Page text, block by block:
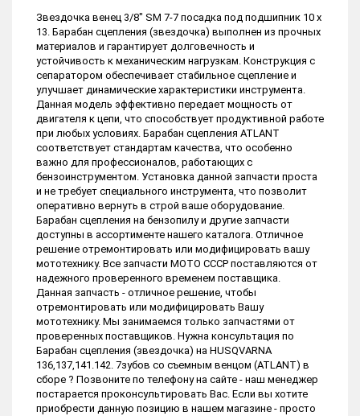
Звездочка венец 3/8" SM 7-7 посадка под подшипник 10 х
13. Барабан сцепления (звездочка) выполнен из прочных
материалов и гарантирует долговечность и
устойчивость к механическим нагрузкам. Конструкция с
сепаратором обеспечивает стабильное сцепление и
улучшает динамические характеристики инструмента.
Данная модель эффективно передает мощность от
двигателя к цепи, что способствует продуктивной работе
при любых условиях. Барабан сцепления ATLANT
соответствует стандартам качества, что особенно
важно для профессионалов, работающих с
бензоинструментом. Установка данной запчасти проста
и не требует специального инструмента, что позволит
оперативно вернуть в строй ваше оборудование.
Барабан сцепления на бензопилу и другие запчасти
доступны в ассортименте нашего каталога. Отличное
решение отремонтировать или модифицировать вашу
мототехнику. Все запчасти МОТО СССР поставляются от
надежного проверенного временем поставщика.
Данная запчасть - отличное решение, чтобы
отремонтировать или модифицировать Вашу
мототехнику. Мы занимаемся только запчастями от
проверенных поставщиков. Нужна консультация по
Барабан сцепления (звездочка) на HUSQVARNA
136,137,141.142. 7зубов со съемным венцом (ATLANT) в
сборе ? Позвоните по телефону на сайте - наш менеджер
постарается проконсультировать Вас. Если вы хотите
приобрести данную позицию в нашем магазине - просто